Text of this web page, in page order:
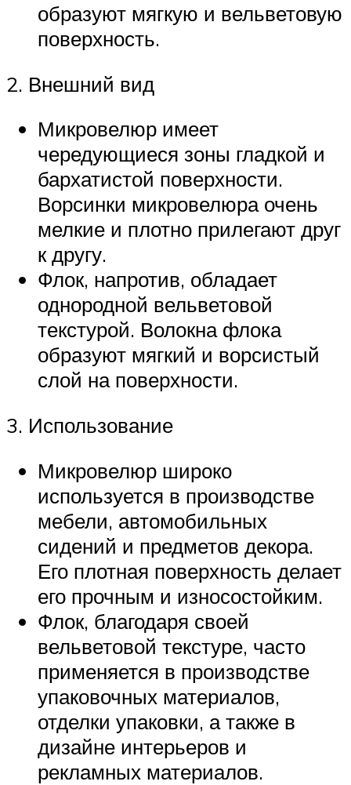
образуют мягкую и вельветовую
поверхность.
2. Внешний вид
Микровелюр имеет
чередующиеся зоны гладкой и
бархатистой поверхности.
Ворсинки микровелюра очень
мелкие и плотно прилегают друг
к другу.
Флок, напротив, обладает
однородной вельветовой
текстурой. Волокна флока
образуют мягкий и ворсистый
слой на поверхности.
3. Использование
Микровелюр широко
используется в производстве
мебели, автомобильных
сидений и предметов декора.
Его плотная поверхность делает
его прочным и износостойким.
Флок, благодаря своей
вельветовой текстуре, часто
применяется в производстве
упаковочных материалов,
отделки упаковки, а также в
дизайне интерьеров и
рекламных материалов.